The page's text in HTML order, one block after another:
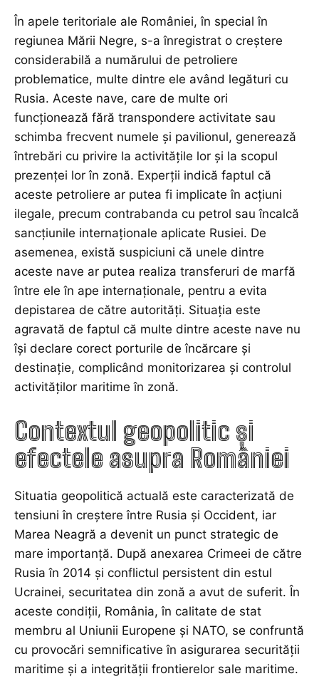
În apele teritoriale ale României, în special în
regiunea Mării Negre, s-a înregistrat o creștere
considerabilă a numărului de petroliere
problematice, multe dintre ele având legături cu
Rusia. Aceste nave, care de multe ori
funcționează fără transpondere activitate sau
schimba frecvent numele și pavilionul, generează
întrebări cu privire la activitățile lor și la scopul
prezenței lor în zonă. Experții indică faptul că
aceste petroliere ar putea fi implicate în acțiuni
ilegale, precum contrabanda cu petrol sau încalcă
sancțiunile internaționale aplicate Rusiei. De
asemenea, există suspiciuni că unele dintre
aceste nave ar putea realiza transferuri de marfă
între ele în ape internaționale, pentru a evita
depistarea de către autorități. Situația este
agravată de faptul că multe dintre aceste nave nu
își declare corect porturile de încărcare și
destinație, complicând monitorizarea și controlul
activităților maritime în zonă.
Contextul geopolitic și
efectele asupra României
Situatia geopolitică actuală este caracterizată de
tensiuni în creștere între Rusia și Occident, iar
Marea Neagră a devenit un punct strategic de
mare importanță. După anexarea Crimeei de către
Rusia în 2014 și conflictul persistent din estul
Ucrainei, securitatea din zonă a avut de suferit. În
aceste condiții, România, în calitate de stat
membru al Uniunii Europene și NATO, se confruntă
cu provocări semnificative în asigurarea securității
maritime și a integrității frontierelor sale maritime.